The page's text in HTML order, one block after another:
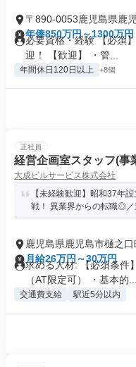
〒890-0053鹿児島県鹿
年俸850万円～1300万円
必要資格・経験 【必須
迎！ 【歓迎】 ・管...
年間休日120日以上 +8個
正社員
経営企画室スタッフ(事
大成ビルサービス株式会社
【未経験歓迎】昭和37年
戦！ 異業界からの転職◎／
鹿児島県鹿児島市樋之口
月給26万円～30万円
求める人材: 【必須条件
（AT限定可） ・基本的...
交通費支給 駅近5分以内